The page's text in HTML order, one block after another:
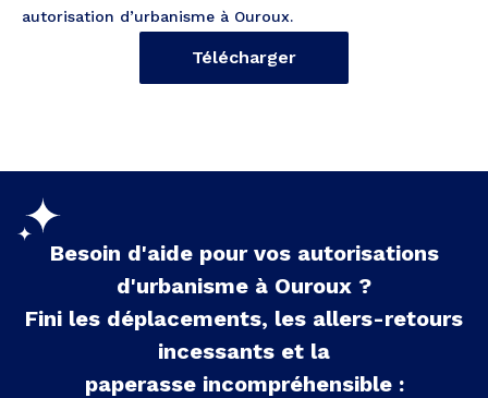
autorisation d’urbanisme à Ouroux.
Télécharger
Besoin d'aide pour vos autorisations
d'urbanisme à Ouroux ?
Fini les déplacements, les allers-retours
incessants et la
paperasse incompréhensible :